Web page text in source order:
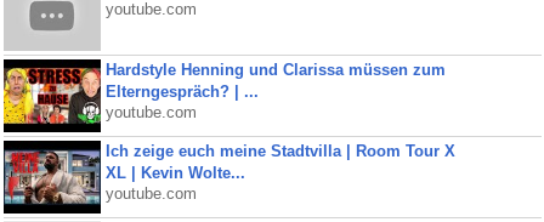
youtube.com
Hardstyle Henning und Clarissa müssen zum
Elterngespräch? | ...
youtube.com
Ich zeige euch meine Stadtvilla | Room Tour X
XL | Kevin Wolte...
youtube.com